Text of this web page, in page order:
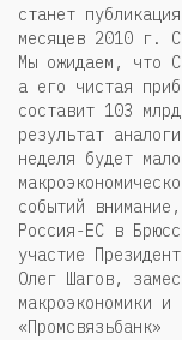
станет
месяцев 2010 г.
Мы ожидаем, что
а его чистая
составит 103
результат
неделя будет
событий
Россия-ЕС в
участие
Олег Шагов,
макроэкономики и
«Промсвязьбанк»